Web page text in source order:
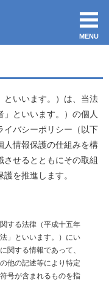
MENU
といいます。）は、当法
」といいます。）の個人
イバシーポリシー（以下
人情報保護の仕組みを構
せるとともにその取組
を推進します。
する法律（平成十五年
」といいます。）にい
関する情報であって、
他の記述等により特定
号が含まれるものを指